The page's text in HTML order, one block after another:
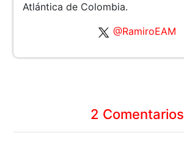
Atlántica de Colombia.
@RamiroEAM
2 Comentarios